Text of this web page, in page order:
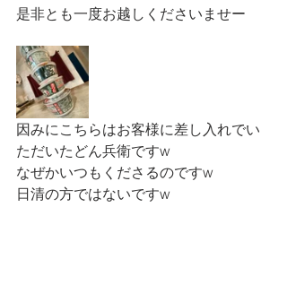
是非とも一度お越しくださいませー
因みにこちらはお客様に差し入れでい
ただいたどん兵衛ですw
なぜかいつもくださるのですw
日清の方ではないですw